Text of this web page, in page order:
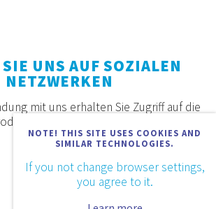
NOTE! THIS SITE USES COOKIES AND
SIMILAR TECHNOLOGIES.
If you not change browser settings,
you agree to it.
SIE UNS AUF SOZIALEN
NETZWERKEN
mit uns erhalten Sie Zugriff auf die
Angebote und Neuigkeiten.